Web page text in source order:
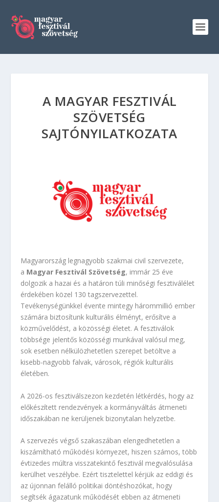
A MAGYAR FESZTIVÁL
SZÖVETSÉG
SAJTÓNYILATKOZATA
Magyarország legnagyobb szakmai civil szervezete,
a Magyar Fesztivál Szövetség, immár 25 éve
dolgozik a hazai és a határon túli minőségi fesztiválélet
érdekében közel 130 tagszervezettel.
Tevékenységünkkel évente mintegy hárommillió ember
számára biztosítunk kulturális élményt, erősítve a
közművelődést, a közösségi életet. A fesztiválok
többsége jelentős közösségi munkával valósul meg,
sok esetben nélkülözhetetlen szerepet betöltve a
kisebb-nagyobb falvak, városok, régiók kulturális
életében.
A 2026-os fesztiválszezon kezdetén létkérdés, hogy az
előkészített rendezvények a kormányváltás átmeneti
időszakában ne kerüljenek bizonytalan helyzetbe.
A szervezés végső szakaszában elengedhetetlen a
kiszámítható működési környezet, hiszen számos, több
évtizedes múltra visszatekintő fesztivál megvalósulása
kerülhet veszélybe. Ezért tisztelettel kérjük az eddigi és
az újonnan felálló politikai döntéshozókat, hogy
segítsék ágazatunk működését ebben az átmeneti